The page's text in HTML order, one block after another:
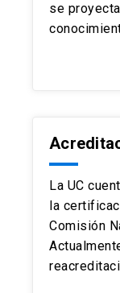
se
La UC
la
Comisión